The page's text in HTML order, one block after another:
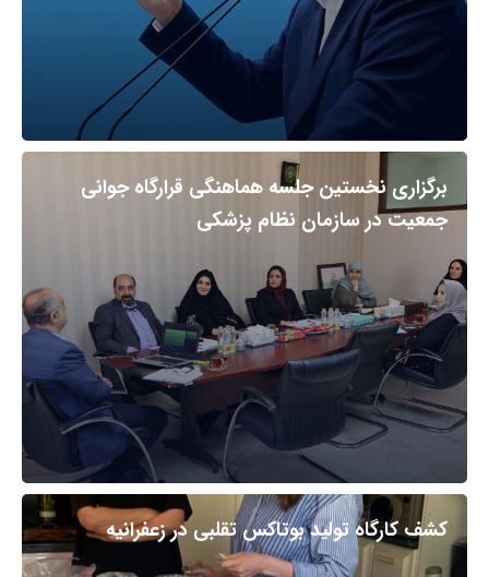
برگزاری نخستین جلسه هماهنگی قرارگاه جوانی
جمعیت در سازمان نظام پزشکی
کشف کارگاه تولید بوتاکس تقلبی در زعفرانیه